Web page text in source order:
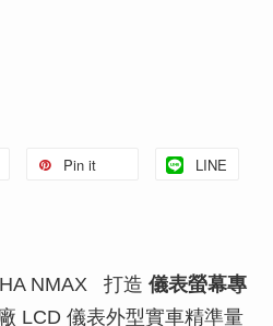
Pin it LINE
NMAX 打造 儀表螢幕專
LCD 儀表外型實車精準量